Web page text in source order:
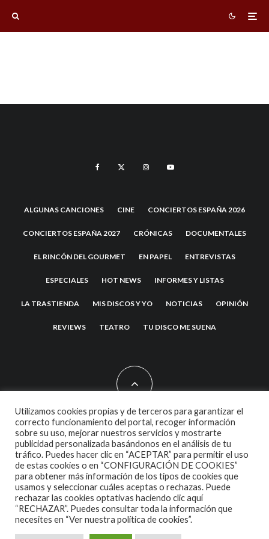
ALGUNAS CANCIONES CINE CONCIERTOS ESPAÑA 2026
CONCIERTOS ESPAÑA 2027 CRÓNICAS DOCUMENTALES
EL RINCÓN DEL GOURMET EN PAPEL ENTREVISTAS
ESPECIALES HOT NEWS INFORMES Y LISTAS
LA TRASTIENDA MIS DISCOS Y YO NOTICIAS OPINIÓN
REVIEWS TEATRO TU DISCO ME SUENA
2007 COPYRIGHT -CODETIPITHEME
Utilizamos cookies propias y de terceros para garantizar el
correcto funcionamiento del portal, recoger información
sobre su uso, mejorar nuestros servicios y mostrarte
publicidad personalizada basándonos en el análisis de tu
tráfico. Puedes hacer clic en “ACEPTAR” para permitir el uso
de estas cookies o en “CONFIGURACIÓN DE COOKIES”
para obtener más información de los tipos de cookies que
usamos y seleccionar cuáles aceptas o rechazas. Puede
rechazar las cookies optativas haciendo clic aquí
“RECHAZAR”. Puedes consultar toda la información que
necesites en “Ver nuestra política de cookies”.